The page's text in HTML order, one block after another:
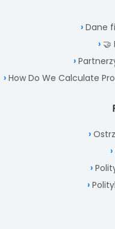
Dane
🤝
How Do We Calculate